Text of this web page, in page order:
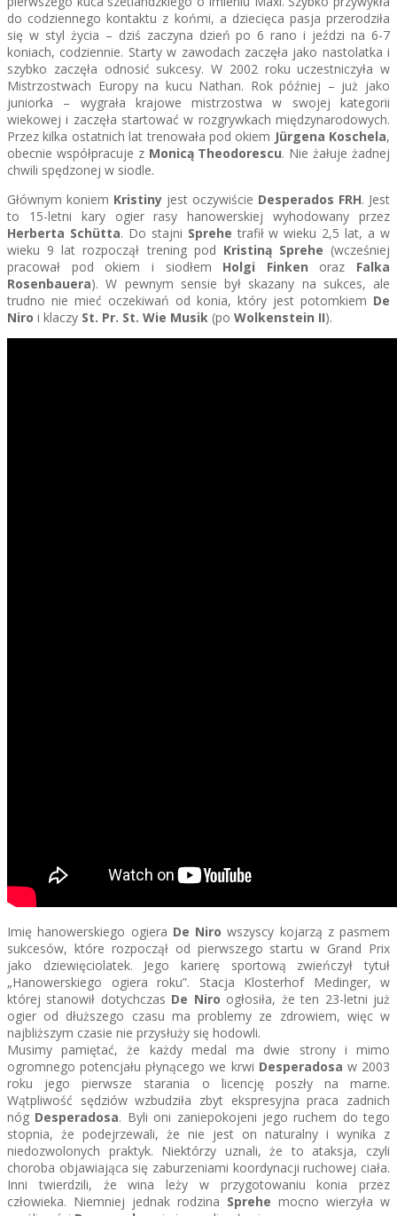
do codziennego kontaktu z końmi, a dziecięca pasja przerodziła
się w styl życia – dziś zaczyna dzień po 6 rano i jeździ na 6-7
koniach, codziennie. Starty w zawodach zaczęła jako nastolatka i
szybko zaczęła odnosić sukcesy. W 2002 roku uczestniczyła w
Mistrzostwach Europy na kucu Nathan. Rok później – już jako
juniorka – wygrała krajowe mistrzostwa w swojej kategorii
wiekowej i zaczęła startować w rozgrywkach międzynarodowych.
Przez kilka ostatnich lat trenowała pod okiem Jürgena Koschela,
obecnie współpracuje z Monicą Theodorescu. Nie żałuje żadnej
chwili spędzonej w siodle.
Głównym koniem Kristiny jest oczywiście Desperados FRH. Jest
to 15-letni kary ogier rasy hanowerskiej wyhodowany przez
Herberta Schütta. Do stajni Sprehe trafił w wieku 2,5 lat, a w
wieku 9 lat rozpoczął trening pod Kristiną Sprehe (wcześniej
pracował pod okiem i siodłem Holgi Finken oraz Falka
Rosenbauera). W pewnym sensie był skazany na sukces, ale
trudno nie mieć oczekiwań od konia, który jest potomkiem De
Niro i klaczy St. Pr. St. Wie Musik (po Wolkenstein II).
Imię hanowerskiego ogiera De Niro wszyscy kojarzą z pasmem
sukcesów, które rozpoczął od pierwszego startu w Grand Prix
jako dziewięciolatek. Jego karierę sportową zwieńczył tytuł
„Hanowerskiego ogiera roku”. Stacja Klosterhof Medinger, w
której stanowił dotychczas De Niro ogłosiła, że ten 23-letni już
ogier od dłuższego czasu ma problemy ze zdrowiem, więc w
najbliższym czasie nie przysłuży się hodowli.
Musimy pamiętać, że każdy medal ma dwie strony i mimo
ogromnego potencjału płynącego we krwi Desperadosa w 2003
roku jego pierwsze starania o licencję poszły na marne.
Wątpliwość sędziów wzbudziła zbyt ekspresyjna praca zadnich
nóg Desperadosa. Byli oni zaniepokojeni jego ruchem do tego
stopnia, że podejrzewali, że nie jest on naturalny i wynika z
niedozwolonych praktyk. Niektórzy uznali, że to ataksja, czyli
choroba objawiająca się zaburzeniami koordynacji ruchowej ciała.
Inni twierdzili, że wina leży w przygotowaniu konia przez
człowieka. Niemniej jednak rodzina Sprehe mocno wierzyła w